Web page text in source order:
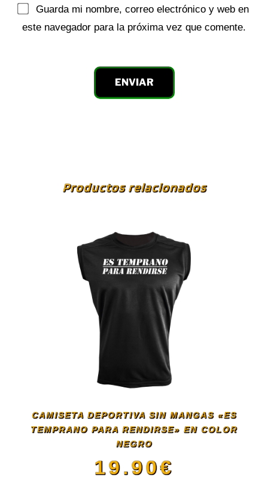
Guarda mi nombre, correo electrónico y web en
este navegador para la próxima vez que comente.
Productos relacionados
CAMISETA DEPORTIVA SIN MANGAS «ES
TEMPRANO PARA RENDIRSE» EN COLOR
NEGRO
19.90€